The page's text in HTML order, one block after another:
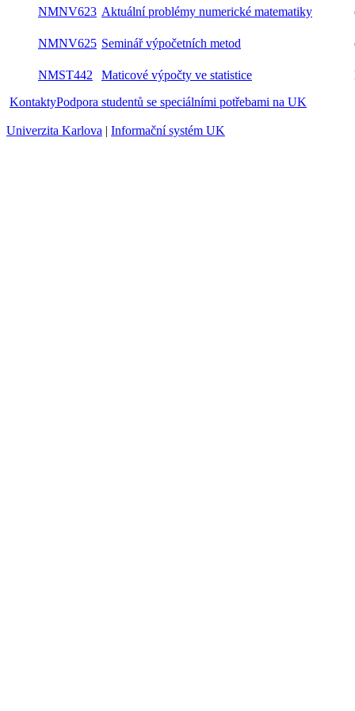
NMNV623 Aktuální problémy numerické matematiky
NMNV625 Seminář výpočetních metod
NMST442 Maticové výpočty ve statistice
KontaktyPodpora studentů se speciálními potřebami na UK
Univerzita Karlova | Informační systém UK